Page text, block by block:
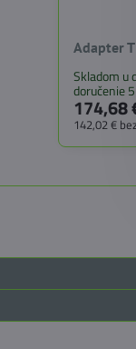
Adapter
Skladom u
doručenie
174,68
142,02 €